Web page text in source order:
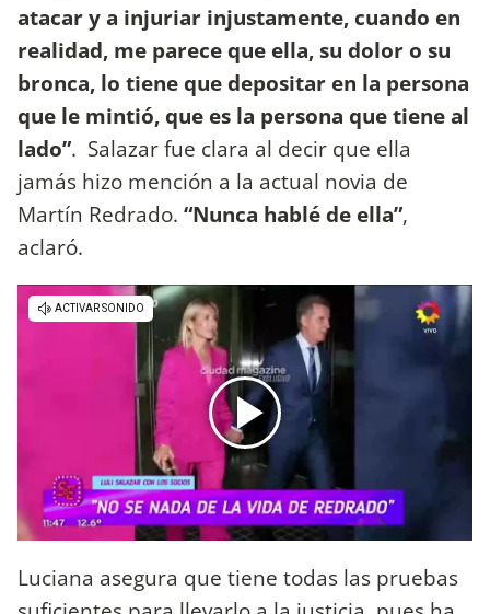
atacar y a injuriar injustamente, cuando en
realidad, me parece que ella, su dolor o su
bronca, lo tiene que depositar en la persona
que le mintió, que es la persona que tiene al
lado”. Salazar fue clara al decir que ella
jamás hizo mención a la actual novia de
Martín Redrado. “Nunca hablé de ella”,
aclaró.
Luciana asegura que tiene todas las pruebas